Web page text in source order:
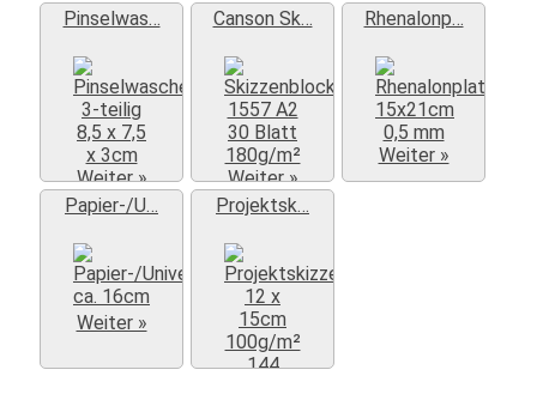
Pinselwas…
Weiter »
Canson Sk…
Weiter »
Rhenalonp…
Weiter »
Papier-/U…
Weiter »
Projektsk…